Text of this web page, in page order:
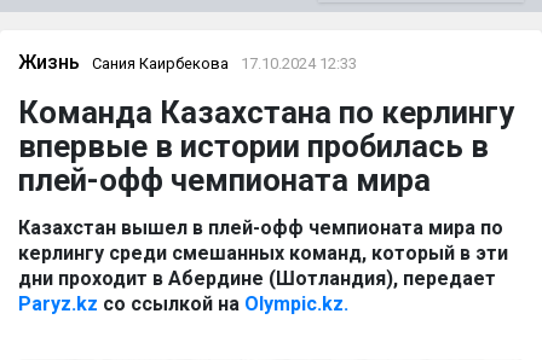
ЭКОНОМИКА
ОҚИҒА
News
Жизнь Сания Каирбекова 17.10.2024 12:33
Команда Казахстана по керлингу
впервые в истории пробилась в
плей-офф чемпионата мира
Казахстан вышел в плей-офф чемпионата мира по
керлингу среди смешанных команд, который в эти
дни проходит в Абердине (Шотландия), передает
Paryz.kz со ссылкой на Olympic.kz.